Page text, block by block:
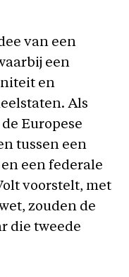
van een
een
en
Als
Europese
tussen een
een federale
voorstelt, met
zouden de
die tweede